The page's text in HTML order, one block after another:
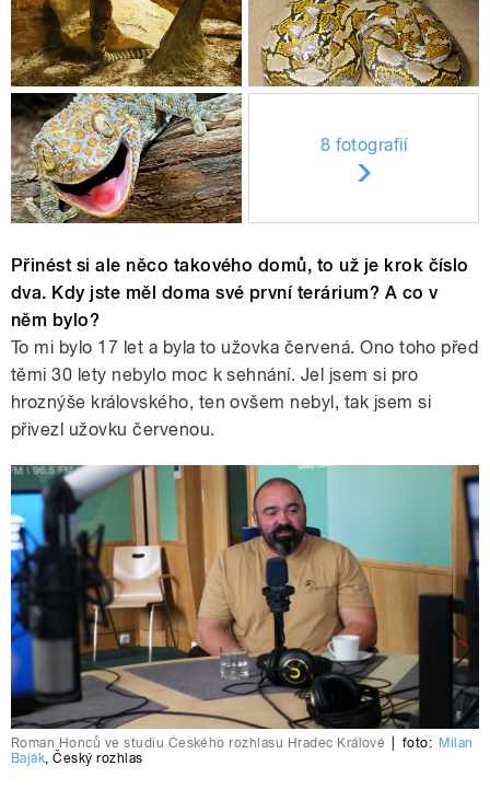
8 fotografií
Přinést si ale něco takového domů, to už je krok číslo
dva. Kdy jste měl doma své první terárium? A co v
něm bylo?
To mi bylo 17 let a byla to užovka červená. Ono toho před
těmi 30 lety nebylo moc k sehnání. Jel jsem si pro
hroznýše královského, ten ovšem nebyl, tak jsem si
přivezl užovku červenou.
Roman Honců ve studiu Českého rozhlasu Hradec Králové foto: Milan
Baják,Český rozhlas